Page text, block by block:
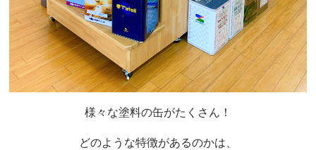
様々な塗料の缶がたくさん！
どのような特徴があるのかは、